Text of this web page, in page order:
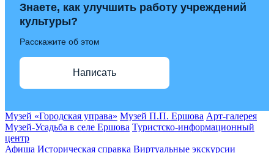
Знаете, как улучшить работу учреждений
культуры?
Расскажите об этом
Написать
Музей «Городская управа» Музей П.П. Ершова Арт-галерея
Музей-Усадьба в селе Ершова Туристско-информационный
центр
Афиша Историческая справка Виртуальные экскурсии